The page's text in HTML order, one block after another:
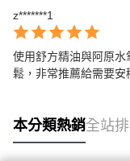
z*******1
使用舒方精油與阿原
鬆，非常推薦給需要安
本分類熱銷全站